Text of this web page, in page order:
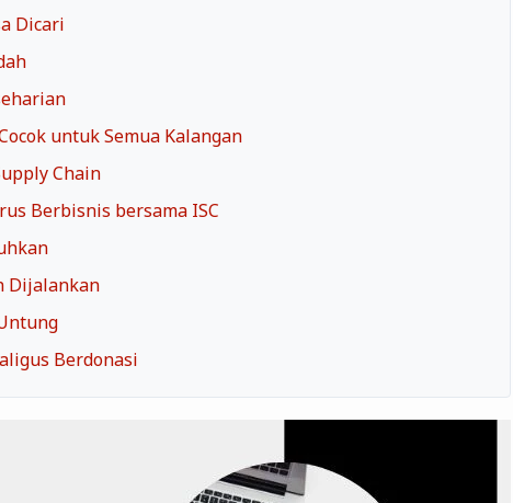
Dicari
untuk Semua Kalangan
Chain
Berbisnis bersama ISC
Dijalankan
Berdonasi